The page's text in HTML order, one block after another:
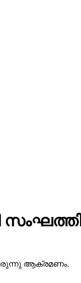
ആക്രമണം.